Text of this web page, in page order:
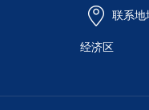
联系地
经济区